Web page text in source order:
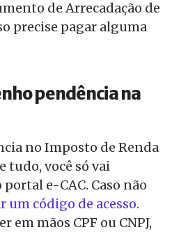
de Arrecadação de
precise pagar alguma
pendência na
no Imposto de Renda
tudo, você só vai
e-CAC. Caso não
um código de acesso.
em mãos CPF ou CNPJ,